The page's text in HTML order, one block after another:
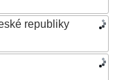
republiky